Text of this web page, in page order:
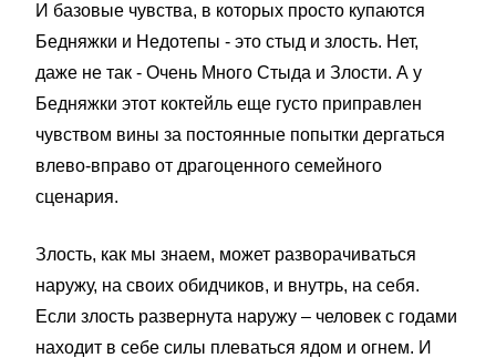
И базовые чувства, в которых просто купаются
Бедняжки и Недотепы - это стыд и злость. Нет,
даже не так - Очень Много Стыда и Злости. А у
Бедняжки этот коктейль еще густо приправлен
чувством вины за постоянные попытки дергаться
влево-вправо от драгоценного семейного
сценария.
Злость, как мы знаем, может разворачиваться
наружу, на своих обидчиков, и внутрь, на себя.
Если злость развернута наружу – человек с годами
находит в себе силы плеваться ядом и огнем. И